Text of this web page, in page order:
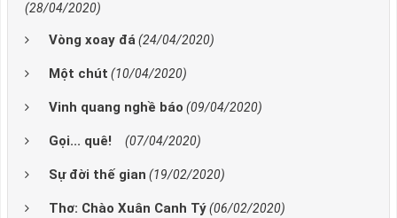
(28/04/2020)
Vòng xoay đá(24/04/2020)
Một chút (10/04/2020)
Vinh quang nghề báo (09/04/2020)
Gọi... quê! (07/04/2020)
Sự đời thế gian (19/02/2020)
Thơ: Chào Xuân Canh Tý(06/02/2020)